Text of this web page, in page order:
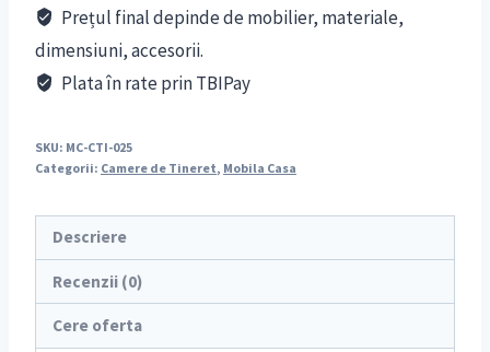
Prețul final depinde de mobilier, materiale,
dimensiuni, accesorii.
Plata în rate prin TBIPay
SKU: MC-CTI-025
Categorii: Camere de Tineret, Mobila Casa
Descriere
Recenzii (0)
Cere oferta